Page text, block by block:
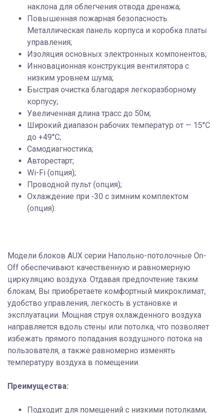
наклона для облегчения отвода дренажа;
Повышенная пожарная безопасность.
Металлическая панель корпуса и коробка платы
управления;
Изоляция основных электронных компонентов;
Инновационная конструкция вентилятора с
низким уровнем шума;
Быстрая очистка благодаря легкоразборному
корпусу;
Увеличенная длина трасс до 50м;
Широкий диапазон рабочих температур от — 15°С
до +49°С;
Самодиагностика;
Авторестарт;
Wi-Fi (опция);
Проводной пульт (опция);
Охлаждение при -30 с зимним комплектом
(опция).
Модели блоков AUX серии Напольно-потолочные On-
Off обеспечивают качественную и равномерную
циркуляцию воздуха. Отдавая предпочтение таким
блокам, Вы приобретаете комфортный микроклимат,
удобство управления, легкость в установке и
эксплуатации. Мощная струя охлажденного воздуха
направляется вдоль стены или потолка, что позволяет
избежать прямого попадания воздушного потока на
пользователя, а также равномерно изменять
температуру воздуха в помещении.
Преимущества:
Подходит для помещений с низкими потолками,